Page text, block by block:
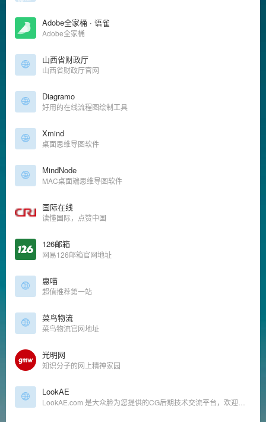
Adobe全家桶 · 语雀
Adobe全家桶
山西省财政厅
山西省财政厅官网
Diagramo
好用的在线流程图绘制工具
Xmind
桌面思维导图软件
MindNode
MAC桌面端思维导图软件
国际在线
读懂国际，点赞中国
126邮箱
网易126邮箱官网地址
惠喵
超值推荐第一站
菜鸟物流
菜鸟物流官网地址
光明网
知识分子的网上精神家园
LookAE